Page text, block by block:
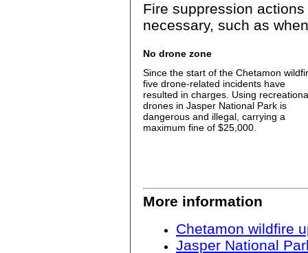
Fire suppression
necessary, such as
No drone zone
Since the start of the Chetamon
five drone-related incidents have
resulted in charges. Using
drones in Jasper National Park is
dangerous and illegal, carrying a
maximum fine of $25,000.
More information
Chetamon wildfire
Jasper National